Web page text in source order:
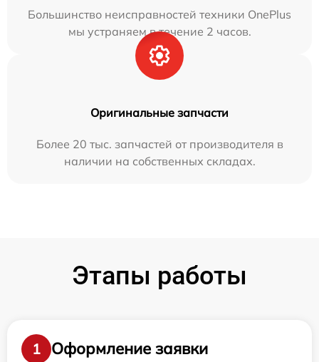
Большинство неисправностей техники OnePlus
мы устраняем в течение 2 часов.
Оригинальные запчасти
Более 20 тыс. запчастей от производителя в
наличии на собственных складах.
Этапы работы
1
Оформление заявки